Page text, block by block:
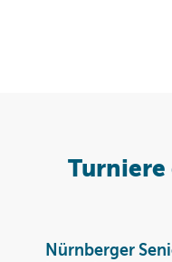
Turniere
Nürnberger